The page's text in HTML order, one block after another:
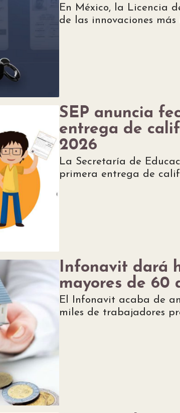
En México, la Licencia
de las innovaciones
SEP anuncia
entrega de
2026
La Secretaría de
primera entrega de
Infonavit dará
mayores de 60
El Infonavit acaba de
miles de trabajadores